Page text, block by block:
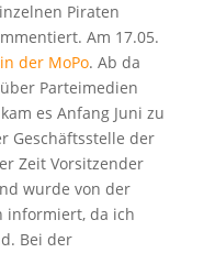
Piraten
Am 17.05.
der MoPo. Ab da
Parteimedien
es Anfang Juni zu
Geschäftsstelle der
Zeit Vorsitzender
wurde von der
informiert, da ich
Bei der